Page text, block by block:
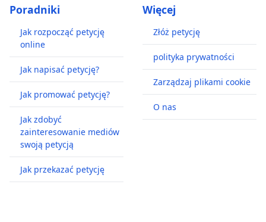
Poradniki
Jak rozpocząć petycję
online
Jak napisać petycję?
Jak promować petycję?
Jak zdobyć
zainteresowanie mediów
swoją petycją
Jak przekazać petycję
Więcej
Złóż petycję
polityka prywatności
Zarządzaj plikami cookie
O nas